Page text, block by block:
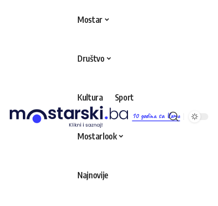
10 godina sa Vama
Mostar
Društvo
Kultura Sport
Mostarlook
Najnovije